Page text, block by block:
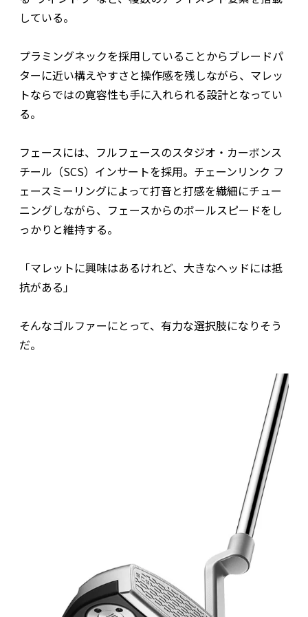
している。
プラミングネックを採用していることからブレードパ
ターに近い構えやすさと操作感を残しながら、マレッ
トならではの寛容性も手に入れられる設計となってい
る。
フェースには、フルフェースのスタジオ・カーボンス
チール（SCS）インサートを採用。チェーンリンク フ
ェースミーリングによって打音と打感を繊細にチュー
ニングしながら、フェースからのボールスピードをし
っかりと維持する。
「マレットに興味はあるけれど、大きなヘッドには抵
抗がある」
そんなゴルファーにとって、有力な選択肢になりそう
だ。